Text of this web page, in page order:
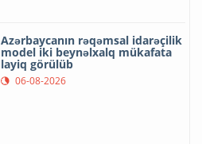
Azərbaycanın rəqəmsal idarəçilik
model iki beynəlxalq mükafata
layiq görülüb
06-08-2026